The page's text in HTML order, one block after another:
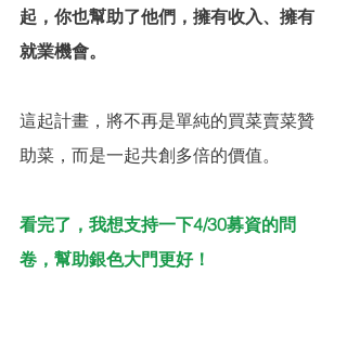
起，你也幫助了他們，擁有收入、擁有
就業機會。
這起計畫，將不再是單純的買菜賣菜贊
助菜，而是一起共創多倍的價值。
看完了，我想支持一下4/30募資的問
卷，幫助銀色大門更好！